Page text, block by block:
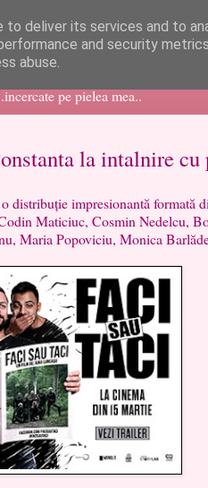
pe pielea mea..
la intalnire
distribuție impresionantă formată
Maticiuc, Cosmin Nedelcu,
Maria Popoviciu, Monica
deliver its services and to
and security
abuse.